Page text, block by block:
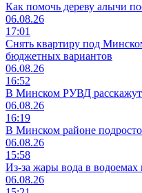
Как помочь дереву алычи
06.08.26
17:01
Снять квартиру под
бюджетных вариантов
06.08.26
16:52
В Минском РУВД расскажут
06.08.26
16:19
В Минском районе
06.08.26
15:58
Из-за жары вода в водоемах
06.08.26